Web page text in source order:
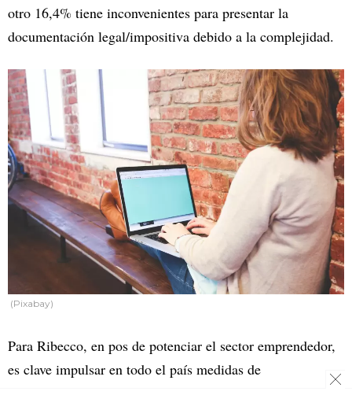
otro 16,4% tiene inconvenientes para presentar la
documentación legal/impositiva debido a la complejidad.
(Pixabay)
Para Ribecco, en pos de potenciar el sector emprendedor,
es clave impulsar en todo el país medidas de